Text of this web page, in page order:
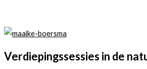
Verdiepingssessies in de